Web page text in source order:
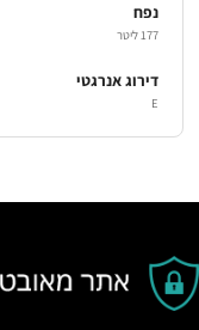
נפח
177 ליטר
דירוג אנרגטי
E